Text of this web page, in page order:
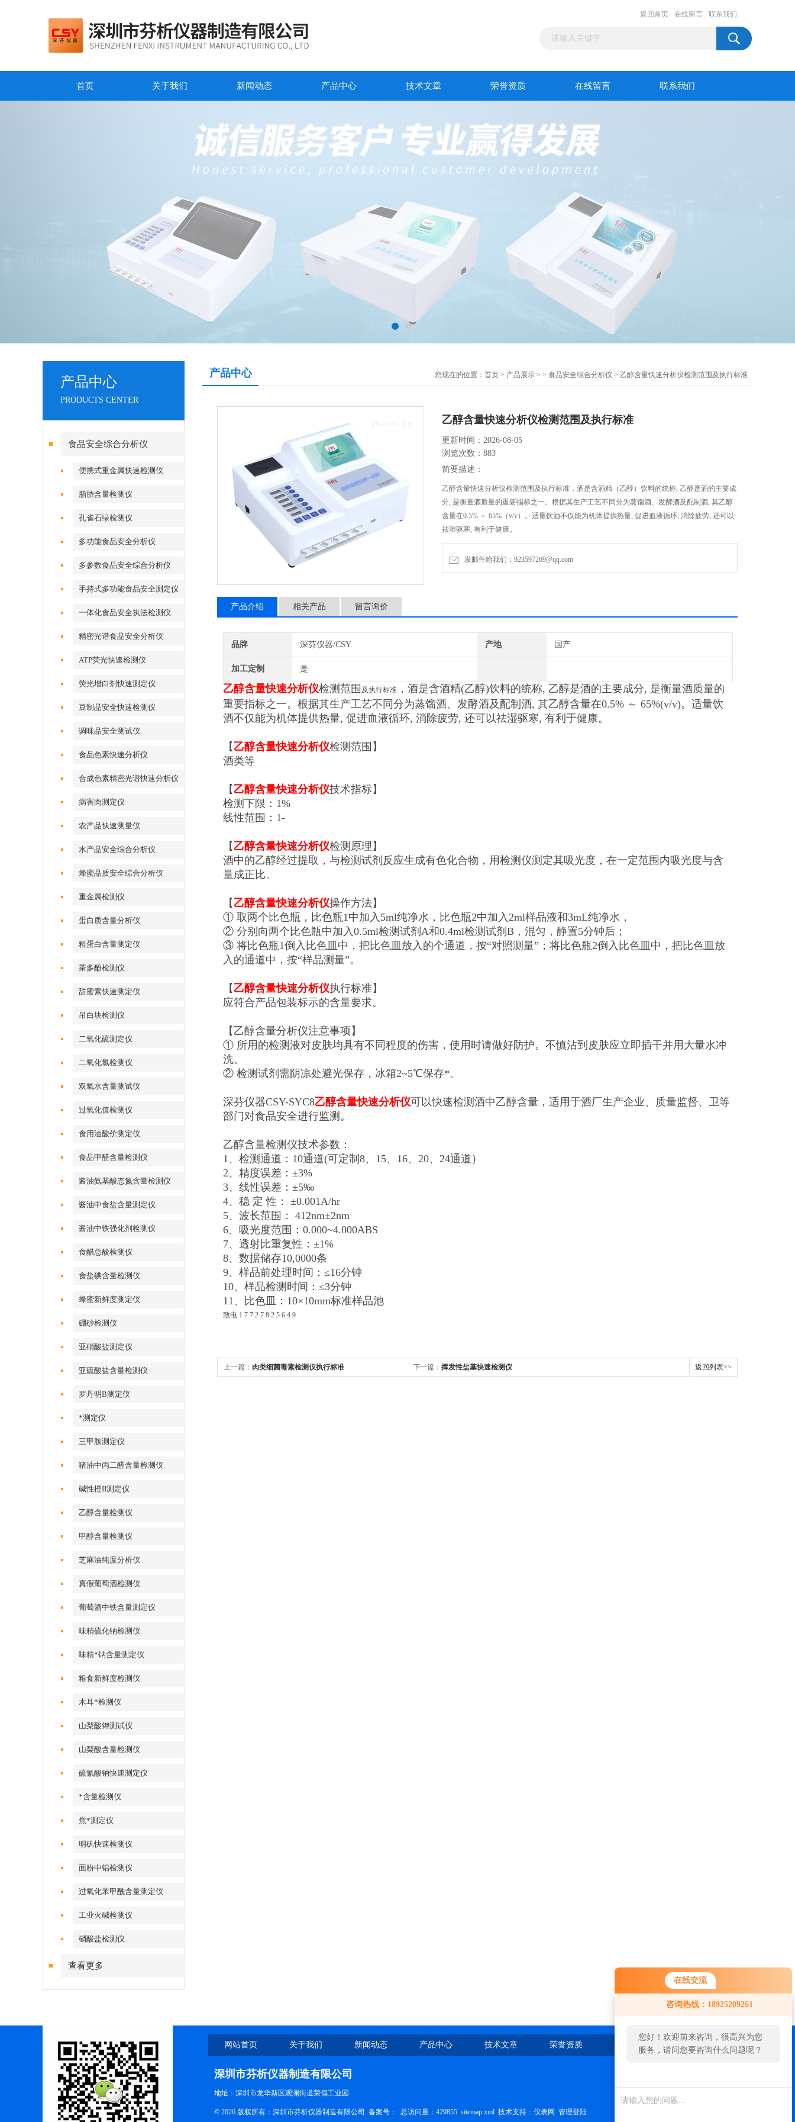
在线交流
咨询热线：18925209261
您好！欢迎前来咨询，很高兴为您
服务，请问您要咨询什么问题呢？
您好，看您停留很久了，是否找到
了需求产品，您可以直接在线与我
返回首页 在线留言 联系我们
首页 关于我们 新闻动态 产品中心 技术文章 荣誉资质 在线留言 联系我们
产品中心
PRODUCTS CENTER
食品安全综合分析仪
便携式重金属快速检测仪
脂肪含量检测仪
孔雀石绿检测仪
多功能食品安全分析仪
多参数食品安全综合分析仪
手持式多功能食品安全测定仪
一体化食品安全执法检测仪
精密光谱食品安全分析仪
ATP荧光快速检测仪
荧光增白剂快速测定仪
豆制品安全快速检测仪
调味品安全测试仪
食品色素快速分析仪
合成色素精密光谱快速分析仪
病害肉测定仪
农产品快速测量仪
水产品安全综合分析仪
蜂蜜品质安全综合分析仪
重金属检测仪
蛋白质含量分析仪
粗蛋白含量测定仪
茶多酚检测仪
甜蜜素快速测定仪
吊白块检测仪
二氧化硫测定仪
二氧化氯检测仪
双氧水含量测试仪
过氧化值检测仪
食用油酸价测定仪
食品甲醛含量检测仪
酱油氨基酸态氮含量检测仪
酱油中食盐含量测定仪
酱油中铁强化剂检测仪
食醋总酸检测仪
食盐碘含量检测仪
蜂蜜新鲜度测定仪
硼砂检测仪
亚硝酸盐测定仪
亚硫酸盐含量检测仪
罗丹明B测定仪
*测定仪
三甲胺测定仪
猪油中丙二醛含量检测仪
碱性橙II测定仪
乙醇含量检测仪
甲醇含量检测仪
芝麻油纯度分析仪
真假葡萄酒检测仪
葡萄酒中铁含量测定仪
味精硫化钠检测仪
味精*钠含量测定仪
粮食新鲜度检测仪
木耳*检测仪
山梨酸钾测试仪
山梨酸含量检测仪
硫氰酸钠快速测定仪
*含量检测仪
焦*测定仪
明矾快速检测仪
面粉中铝检测仪
过氧化苯甲酰含量测定仪
工业火碱检测仪
硝酸盐检测仪
查看更多
产品中心 您现在的位置： 首页 > 产品展示 > > 食品安全综合分析仪 > 乙醇含量快速分析仪检测范围及执行标准
乙醇含量快速分析仪检测范围及执行标准
更新时间：2026-08-05
浏览次数：883
简要描述：
乙醇含量快速分析仪检测范围及执行标准，酒是含酒精（乙醇）饮料的统称, 乙醇是酒的主要成
分, 是衡量酒质量的重要指标之一。根据其生产工艺不同分为蒸馏酒、发酵酒及配制酒, 其乙醇
含量在0.5% ～ 65%（v/v）。适量饮酒不仅能为机体提供热量, 促进血液循环, 消除疲劳, 还可以
祛湿驱寒, 有利于健康。
发邮件给我们：923597269@qq.com
产品介绍 相关产品 留言询价
品牌 深芬仪器/CSY 产地 国产
加工定制 是
乙醇含量快速分析仪检测范围 及执行标准 ，酒是含酒精(乙醇)饮料的统称, 乙醇是酒的主要成分, 是衡量酒质量的
重要指标之一。根据其生产工艺不同分为蒸馏酒、发酵酒及配制酒, 其乙醇含量在0.5% ～ 65%(v/v)。适量饮
酒不仅能为机体提供热量, 促进血液循环, 消除疲劳, 还可以祛湿驱寒, 有利于健康。
【 乙醇含量快速分析仪检测范围】
酒类等
【 乙醇含量快速分析仪技术指标】
检测下限：1%
线性范围：1-
【 乙醇含量快速分析仪检测原理】
酒中的乙醇经过提取，与检测试剂反应生成有色化合物，用检测仪测定其吸光度，在一定范围内吸光度与含
量成正比。
【 乙醇含量快速分析仪操作方法】
① 取两个比色瓶，比色瓶1中加入5ml纯净水，比色瓶2中加入2ml样品液和3mL纯净水，
② 分别向两个比色瓶中加入0.5ml检测试剂A和0.4ml检测试剂B，混匀，静置5分钟后；
③ 将比色瓶1倒入比色皿中，把比色皿放入的个通道，按“对照测量”；将比色瓶2倒入比色皿中，把比色皿放
入的通道中，按“样品测量”。
【 乙醇含量快速分析仪执行标准】
应符合产品包装标示的含量要求。
【乙醇含量分析仪注意事项】
① 所用的检测液对皮肤均具有不同程度的伤害，使用时请做好防护。不慎沾到皮肤应立即插干并用大量水冲
洗。
② 检测试剂需阴凉处避光保存，冰箱2~5℃保存*。
深芬仪器CSY-SYC8乙醇含量快速分析仪可以快速检测酒中乙醇含量，适用于酒厂生产企业、质量监督、卫等
部门对食品安全进行监测。
乙醇含量检测仪技术参数：
1、检测通道：10通道(可定制8、15、16、20、24通道）
2、精度误差：±3%
3、线性误差：±5‰
4、稳 定 性： ±0.001A/hr
5、波长范围： 412nm±2nm
6、吸光度范围：0.000~4.000ABS
7、透射比重复性：±1%
8、数据储存10,0000条
9、样品前处理时间：≤16分钟
10、样品检测时间：≤3分钟
11、比色皿：10×10mm标准样品池
致电 1 7 7 2 7 8 2 5 6 4 9
上一篇： 肉类细菌毒素检测仪执行标准 下一篇： 挥发性盐基快速检测仪 返回列表>>
网站首页 关于我们 新闻动态 产品中心 技术文章 荣誉资质 在线留言 联系我们
深圳市芬析仪器制造有限公司
地址：深圳市龙华新区观澜街道荣倡工业园
© 2026 版权所有：深圳市芬析仪器制造有限公司 备案号： 总访问量：429855 sitemap.xml 技术支持： 仪表网 管理登陆